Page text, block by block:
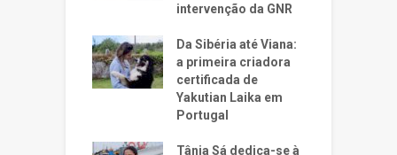
intervenção da GNR
Da Sibéria até Viana:
a primeira criadora
certificada de
Yakutian Laika em
Portugal
Tânia Sá dedica-se à